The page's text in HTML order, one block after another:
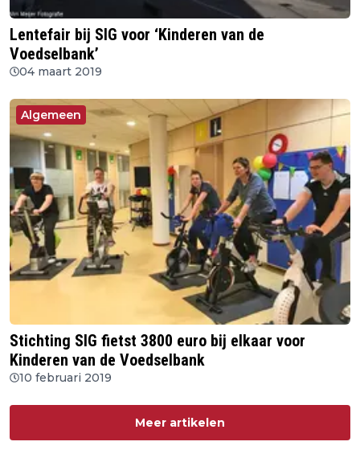
Lentefair bij SIG voor ‘Kinderen van de
Voedselbank’
04 maart 2019
Algemeen
Stichting SIG fietst 3800 euro bij elkaar voor
Kinderen van de Voedselbank
10 februari 2019
Meer artikelen